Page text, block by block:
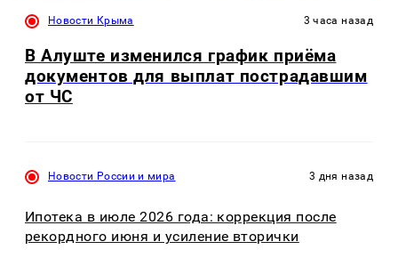
Новости Крыма 3 часа назад
В Алуште изменился график приёма
документов для выплат пострадавшим
от ЧС
Новости России и мира 3 дня назад
Ипотека в июле 2026 года: коррекция после
рекордного июня и усиление вторички